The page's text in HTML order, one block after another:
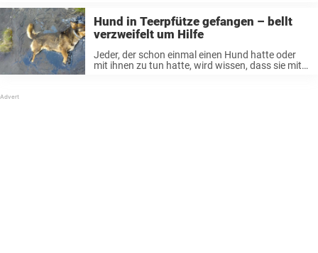
Hund in Teerpfütze gefangen – bellt
verzweifelt um Hilfe
Jeder, der schon einmal einen Hund hatte oder
mit ihnen zu tun hatte, wird wissen, dass sie mit